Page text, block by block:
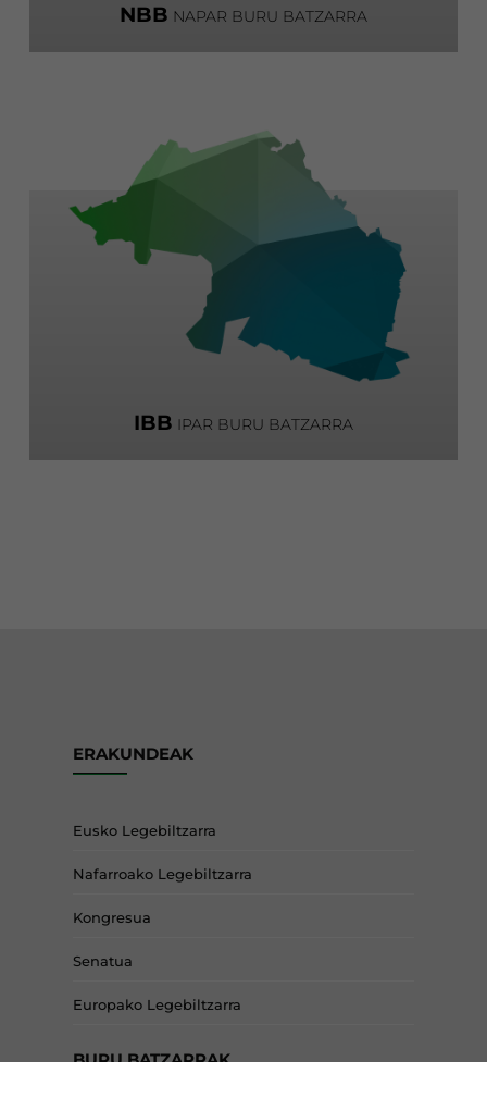
NBB NAPAR BURU BATZARRA
IBB IPAR BURU BATZARRA
ERAKUNDEAK
Eusko Legebiltzarra
Nafarroako Legebiltzarra
Kongresua
Senatua
Europako Legebiltzarra
BURU BATZARRAK